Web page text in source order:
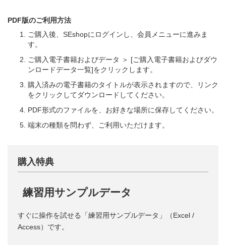
PDF版のご利用方法
ご購入後、SEshopにログインし、会員メニューに進みま
す。
ご購入電子書籍およびデータ ＞ [ご購入電子書籍およびダウ
ンロードデータ一覧]をクリックします。
購入済みの電子書籍のタイトルが表示されますので、リンク
をクリックしてダウンロードしてください。
PDF形式のファイルを、お好きな場所に保存してください。
端末の種類を問わず、ご利用いただけます。
購入特典
練習用サンプルデータ
すぐに操作を試せる「練習用サンプルデータ」（Excel /
Access）です。